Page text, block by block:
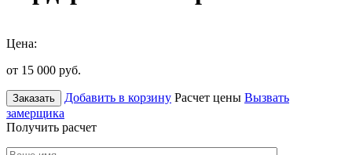
Цена:
от 15 000 руб.
Заказать Добавить в корзину Расчет цены Вызвать
замерщика
Получить расчет